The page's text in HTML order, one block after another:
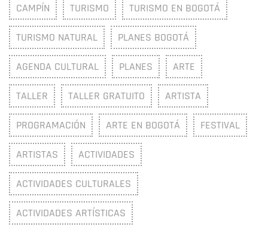
CAMPÍN TURISMO TURISMO EN BOGOTÁ
TURISMO NATURAL PLANES BOGOTÁ
AGENDA CULTURAL PLANES ARTE
TALLER TALLER GRATUITO ARTISTA
PROGRAMACIÓN ARTE EN BOGOTÁ FESTIVAL
ARTISTAS ACTIVIDADES
ACTIVIDADES CULTURALES
ACTIVIDADES ARTÍSTICAS